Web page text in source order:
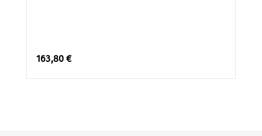
163,80 €